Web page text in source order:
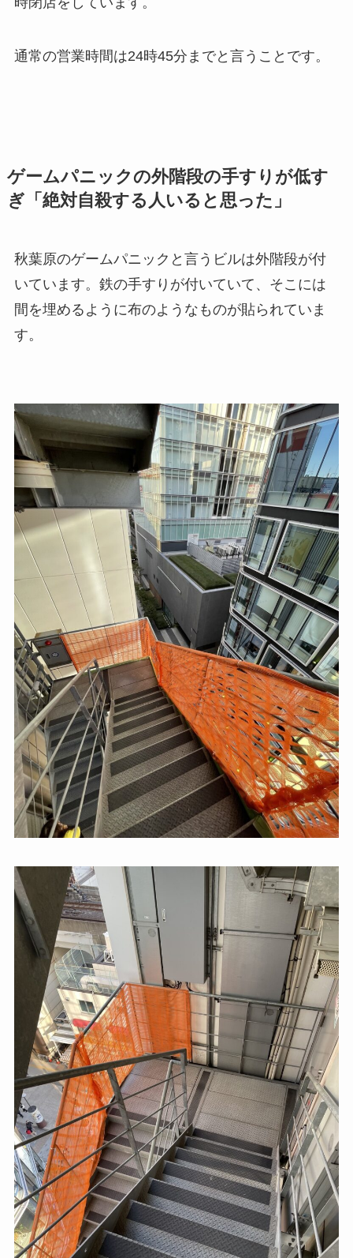
通常の営業時間は24時45分までと言うことです。
ゲームパニックの外階段の手すりが低す
ぎ「絶対自殺する人いると思った」
秋葉原のゲームパニックと言うビルは外階段が付
いています。鉄の手すりが付いていて、そこには
間を埋めるように布のようなものが貼られていま
す。